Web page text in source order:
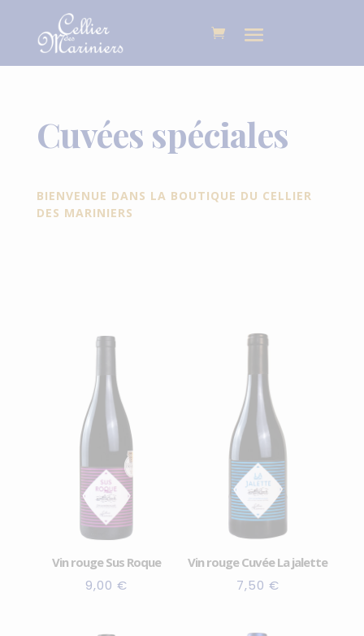
Cuvées spéciales
BIENVENUE DANS LA BOUTIQUE DU CELLIER
DES MARINIERS
Vin rouge Sus Roque
9,00 €
Vin rouge Cuvée La jalette
7,50 €